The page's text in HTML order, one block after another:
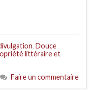
, Douce
littéraire et
Faire un commentaire